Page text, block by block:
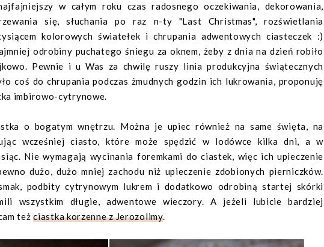
w całym roku czas radosnego oczekiwania, dekorowania,
się, słuchania po raz n-ty "Last Christmas", rozświetlania
kolorowych światełek i chrupania adwentowych ciasteczek :)
odrobiny puchatego śniegu za oknem, żeby z dnia na dzień robiło
Pewnie i u Was za chwilę ruszy linia produkcyjna świątecznych
coś do chrupania podczas żmudnych godzin ich lukrowania, proponuję
imbirowo-cytrynowe.
o bogatym wnętrzu. Można je upiec również na same święta, na
wcześniej ciasto, które może spędzić w lodówce kilka dni, a w
Nie wymagają wycinania foremkami do ciastek, więc ich upieczenie
dużo, dużo mniej zachodu niż upieczenie zdobionych pierniczków.
podbity cytrynowym lukrem i dodatkowo odrobiną startej skórki
wszystkim długie, adwentowe wieczory. A jeżeli lubicie bardziej
teżciastka korzenne z Jerozolimy.